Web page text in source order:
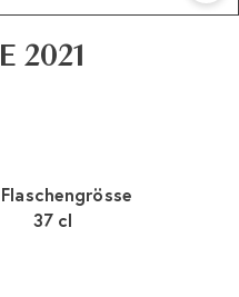
2021
Flaschengrösse
37 cl